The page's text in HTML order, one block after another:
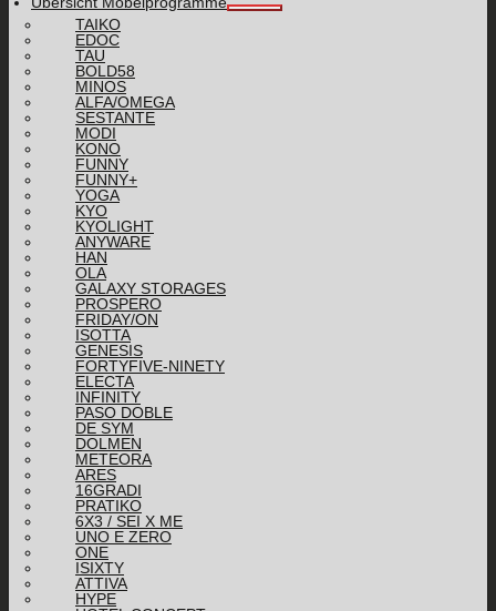
TAIKO
EDOC
TAU
BOLD58
MINOS
ALFA/OMEGA
SESTANTE
MODI
KONO
FUNNY
FUNNY+
YOGA
KYO
KYOLIGHT
ANYWARE
HAN
OLA
GALAXY STORAGES
PROSPERO
FRIDAY/ON
ISOTTA
GENESIS
FORTYFIVE-NINETY
ELECTA
INFINITY
PASO DOBLE
DE SYM
DOLMEN
METEORA
ARES
16GRADI
PRATIKO
6X3 / SEI X ME
UNO E ZERO
ONE
ISIXTY
ATTIVA
HYPE